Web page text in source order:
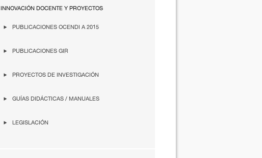
INNOVACIÓN DOCENTE Y PROYECTOS
PUBLICACIONES OCENDI A 2015
PUBLICACIONES GIR
PROYECTOS DE INVESTIGACIÓN
GUÍAS DIDÁCTICAS / MANUALES
LEGISLACIÓN